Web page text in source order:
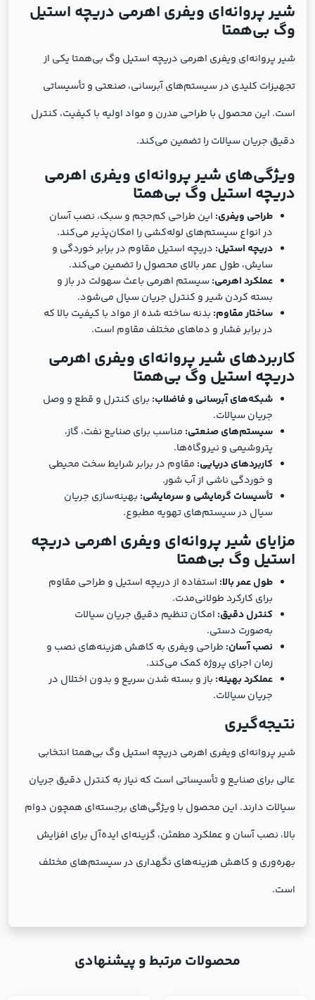
شیر پروانه‌ای ویفری اهرمی دریچه استیل
وگ بی‌همتا
شیر پروانه‌ای ویفری اهرمی دریچه استیل وگ بی‌همتا یکی از
تجهیزات کلیدی در سیستم‌های آبرسانی، صنعتی و تأسیساتی
است. این محصول با طراحی مدرن و مواد اولیه با کیفیت، کنترل
دقیق جریان سیالات را تضمین می‌کند.
ویژگی‌های شیر پروانه‌ای ویفری اهرمی
دریچه استیل وگ بی‌همتا
طراحی ویفری: این طراحی کم‌حجم و سبک، نصب آسان
در انواع سیستم‌های لوله‌کشی را امکان‌پذیر می‌کند.
دریچه استیل: دریچه استیل مقاوم در برابر خوردگی و
سایش، طول عمر بالای محصول را تضمین می‌کند.
عملکرد اهرمی:سیستم اهرمی باعث سهولت در باز و
بسته کردن شیر و کنترل جریان سیال می‌شود.
ساختار مقاوم: بدنه ساخته شده از مواد با کیفیت بالا که
در برابر فشار و دماهای مختلف مقاوم است.
کاربردهای شیر پروانه‌ای ویفری اهرمی
دریچه استیل وگ بی‌همتا
شبکه‌های آبرسانی و فاضلاب: برای کنترل و قطع و وصل
جریان سیالات.
سیستم‌های صنعتی: مناسب برای صنایع نفت، گاز،
پتروشیمی و نیروگاه‌ها.
کاربردهای دریایی: مقاوم در برابر شرایط سخت محیطی
و خوردگی ناشی از آب شور.
تأسیسات گرمایشی و سرمایشی: بهینه‌سازی جریان
سیال در سیستم‌های تهویه مطبوع.
مزایای شیر پروانه‌ای ویفری اهرمی دریچه
استیل وگ بی‌همتا
طول عمر بالا: استفاده از دریچه استیل و طراحی مقاوم
برای کارکرد طولانی‌مدت.
کنترل دقیق: امکان تنظیم دقیق جریان سیالات
به‌صورت دستی.
نصب آسان: طراحی ویفری به کاهش هزینه‌های نصب و
زمان اجرای پروژه کمک می‌کند.
عملکرد بهینه: باز و بسته شدن سریع و بدون اختلال در
جریان سیالات.
نتیجه‌گیری
شیر پروانه‌ای ویفری اهرمی دریچه استیل وگ بی‌همتا انتخابی
عالی برای صنایع و تأسیساتی است که نیاز به کنترل دقیق جریان
سیالات دارند. این محصول با ویژگی‌های برجسته‌ای همچون دوام
بالا، نصب آسان و عملکرد مطمئن، گزینه‌ای ایده‌آل برای افزایش
بهره‌وری و کاهش هزینه‌های نگهداری در سیستم‌های مختلف
است.
محصولات مرتبط و پیشنهادی